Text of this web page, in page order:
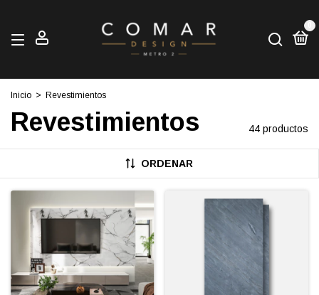
Inicio > Revestimientos
Revestimientos 44 productos
ORDENAR